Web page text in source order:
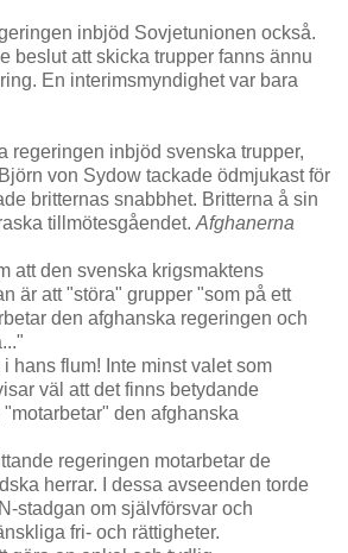
inbjöd Sovjetunionen också.
beslut att skicka trupper fanns ännu
En interimsmyndighet var bara
regeringen inbjöd svenska trupper,
von Sydow tackade ödmjukast för
britternas snabbhet. Britterna å sin
tillmötesgåendet. Afghanerna
att den svenska krigsmaktens
är att "störa" grupper "som på ett
den afghanska regeringen och
hans flum! Inte minst valet som
väl att det finns betydande
den afghanska
regeringen motarbetar de
herrar. I dessa avseenden torde
stadgan om självförsvar och
fri- och rättigheter.